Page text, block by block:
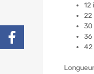
12
22
30
36
42